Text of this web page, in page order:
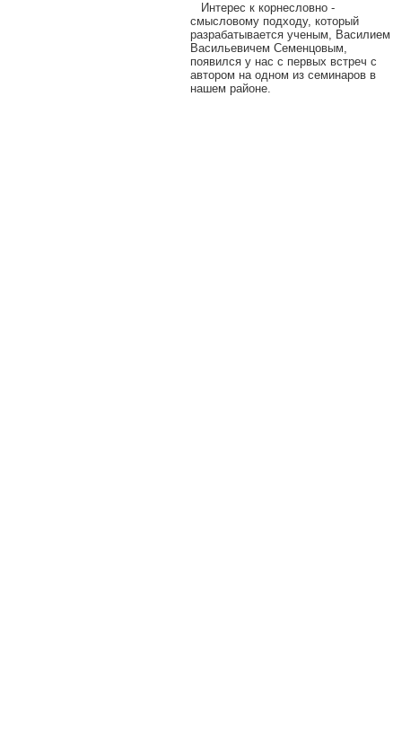
Интерес к корнесловно -
смысловому подходу, который
разрабатывается ученым, Василием
Васильевичем Семенцовым,
появился у нас с первых встреч с
автором на одном из семинаров в
нашем районе.